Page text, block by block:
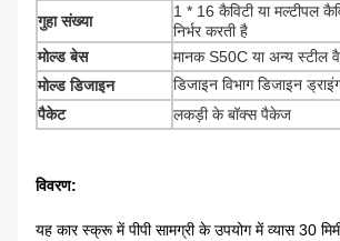
गुहा संख्या
1 * 16 कैविटी या मल्टीपल
निर्भर करती है
मोल्ड बेस
मानक S50C या अन्य स्टील
मोल्ड डिजाइन
डिजाइन विभाग डिजाइन
पैकेट
लकड़ी के बॉक्स पैकेज
विवरण:
यह कार स्क्रू में पीपी सामग्री के उपयोग में व्यास 30